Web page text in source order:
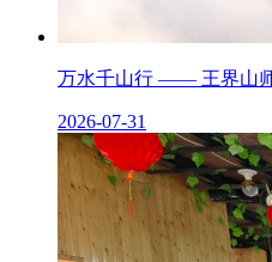
万水千山行 —— 王界山
2026-07-31